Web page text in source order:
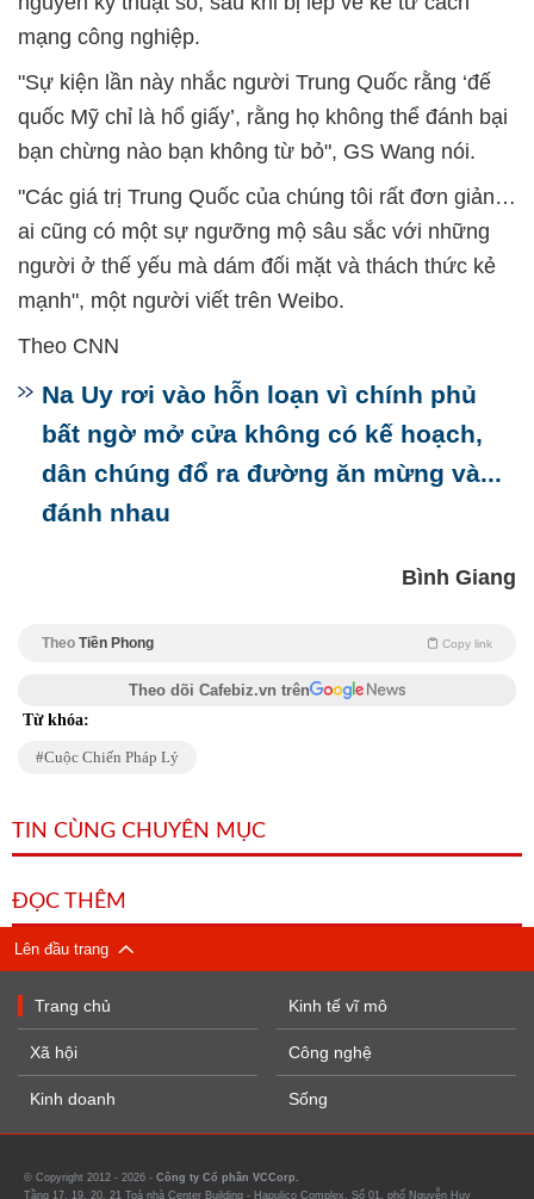
mạng công nghiệp.
"Sự kiện lần này nhắc người Trung Quốc rằng ‘đế
quốc Mỹ chỉ là hổ giấy’, rằng họ không thể đánh bại
bạn chừng nào bạn không từ bỏ", GS Wang nói.
"Các giá trị Trung Quốc của chúng tôi rất đơn giản…
ai cũng có một sự ngưỡng mộ sâu sắc với những
người ở thế yếu mà dám đối mặt và thách thức kẻ
mạnh", một người viết trên Weibo.
Theo CNN
Na Uy rơi vào hỗn loạn vì chính phủ
bất ngờ mở cửa không có kế hoạch,
dân chúng đổ ra đường ăn mừng và...
đánh nhau
Bình Giang
Theo Tiền Phong Copy link
Theo dõi Cafebiz.vn trên
Từ khóa:
Cuộc Chiến Pháp Lý
TIN CÙNG CHUYÊN MỤC
ĐỌC THÊM
Lên đầu trang
Trang chủ
Xã hội
Kinh doanh
Kinh tế vĩ mô
Công nghệ
Sống
© Copyright 2012 - 2026 - Công ty Cổ phần VCCorp.
Tầng 17, 19, 20, 21 Toà nhà Center Building - Hapulico Complex, Số 01, phố Nguyễn Huy